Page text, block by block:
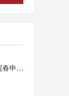
注意啦！2025年NYU SPS学院春申变动